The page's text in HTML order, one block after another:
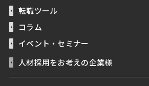
転職ツール
コラム
イベント・セミナー
人材採用をお考えの企業様